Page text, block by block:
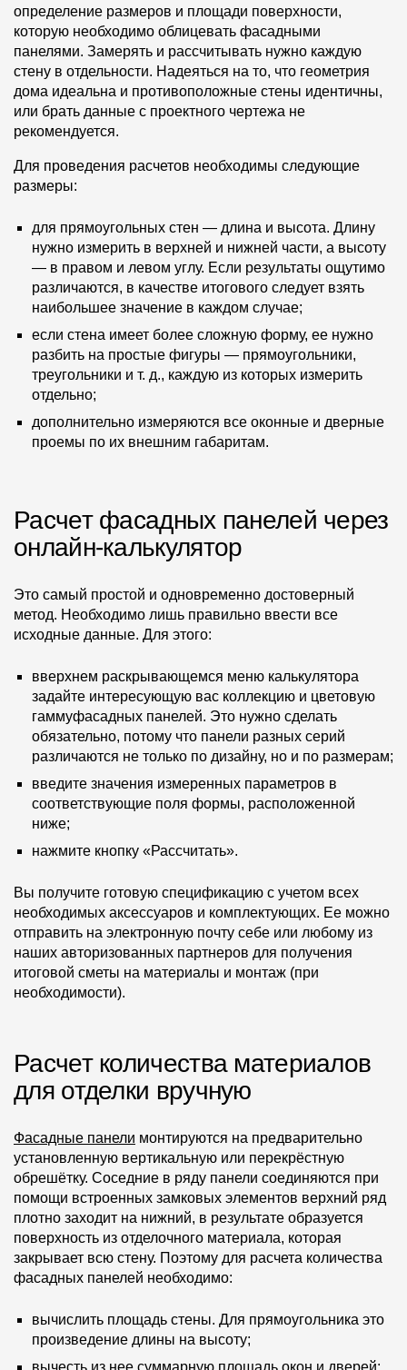
Вакансии
B2B
Отзывы
Контакты
8 800 100 71 45 site@docke.ru
Адрес
125212, Россия, Москва, Головинское ш., д. 5, стр. 1
"Водный")
Режим работы
определение размеров и площади поверхности,
которую необходимо облицевать фасадными
панелями. Замерять и рассчитывать нужно каждую
стену в отдельности. Надеяться на то, что геометрия
дома идеальна и противоположные стены идентичны,
или брать данные с проектного чертежа не
рекомендуется.
Для проведения расчетов необходимы следующие
размеры:
для прямоугольных стен — длина и высота. Длину
нужно измерить в верхней и нижней части, а высоту
— в правом и левом углу. Если результаты ощутимо
различаются, в качестве итогового следует взять
наибольшее значение в каждом случае;
если стена имеет более сложную форму, ее нужно
разбить на простые фигуры — прямоугольники,
треугольники и т. д., каждую из которых измерить
отдельно;
дополнительно измеряются все оконные и дверные
проемы по их внешним габаритам.
Расчет фасадных панелей через
онлайн-калькулятор
Это самый простой и одновременно достоверный
метод. Необходимо лишь правильно ввести все
исходные данные. Для этого:
вверхнем раскрывающемся меню калькулятора
задайте интересующую вас коллекцию и цветовую
гаммуфасадных панелей. Это нужно сделать
обязательно, потому что панели разных серий
различаются не только по дизайну, но и по размерам;
введите значения измеренных параметров в
соответствующие поля формы, расположенной
ниже;
нажмите кнопку «Рассчитать».
Вы получите готовую спецификацию с учетом всех
необходимых аксессуаров и комплектующих. Ее можно
отправить на электронную почту себе или любому из
наших авторизованных партнеров для получения
итоговой сметы на материалы и монтаж (при
необходимости).
Расчет количества материалов
для отделки вручную
Фасадные панели монтируются на предварительно
установленную вертикальную или перекрёстную
обрешётку. Соседние в ряду панели соединяются при
помощи встроенных замковых элементов верхний ряд
плотно заходит на нижний, в результате образуется
поверхность из отделочного материала, которая
закрывает всю стену. Поэтому для расчета количества
фасадных панелей необходимо:
вычислить площадь стены. Для прямоугольника это
произведение длины на высоту;
вычесть из нее суммарную площадь окон и дверей;